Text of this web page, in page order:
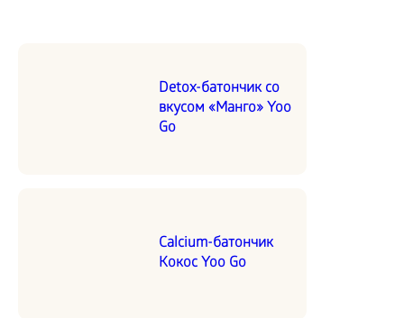
Detox-батончик со
вкусом «Манго» Yoo
Go
Calcium-батончик
Кокос Yoo Go